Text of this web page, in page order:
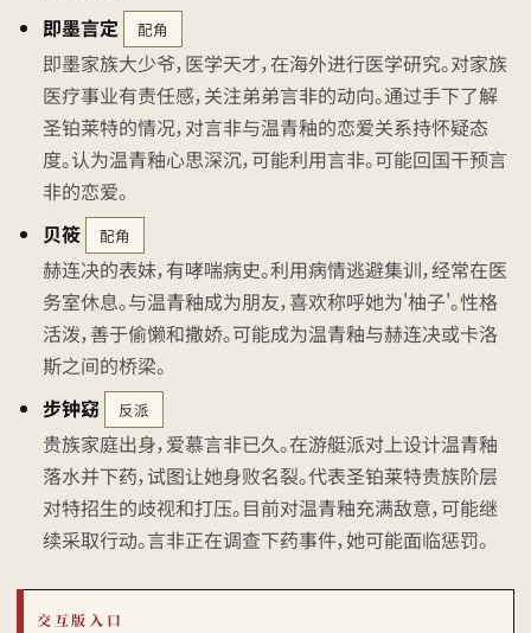
即墨言定
配角
即墨家族大少爷，医学天才，在海外进行医学研究。对家族
医疗事业有责任感，关注弟弟言非的动向。通过手下了解
圣铂莱特的情况，对言非与温青釉的恋爱关系持怀疑态
度。认为温青釉心思深沉，可能利用言非。可能回国干预言
非的恋爱。
贝筱
配角
赫连决的表妹，有哮喘病史。利用病情逃避集训，经常在医
务室休息。与温青釉成为朋友，喜欢称呼她为'柚子'。性格
活泼，善于偷懒和撒娇。可能成为温青釉与赫连决或卡洛
斯之间的桥梁。
步钟窈
反派
贵族家庭出身，爱慕言非已久。在游艇派对上设计温青釉
落水并下药，试图让她身败名裂。代表圣铂莱特贵族阶层
对特招生的歧视和打压。目前对温青釉充满敌意，可能继
续采取行动。言非正在调查下药事件，她可能面临惩罚。
交互版入口